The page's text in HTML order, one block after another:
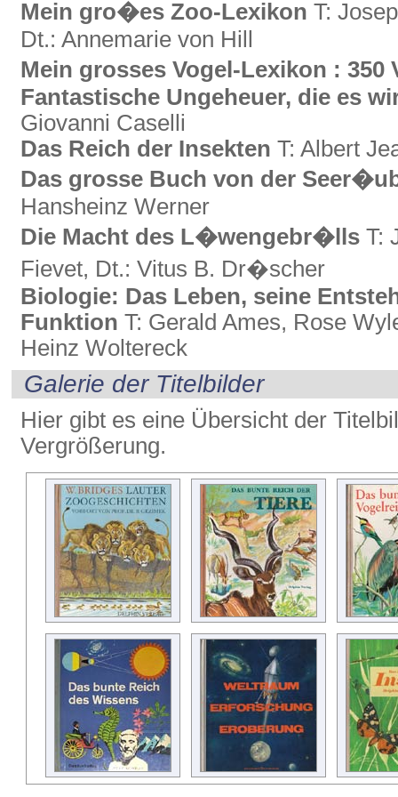
Mein gro�es Zoo-Lexikon T:
Dt.: Annemarie von Hill
Mein grosses Vogel-Lexikon :
Fantastische Ungeheuer, die es
Giovanni Caselli
Das Reich der Insekten T: Albert
Das grosse Buch von der
Hansheinz Werner
Die Macht des L�wengebr�lls T:
Fievet, Dt.: Vitus B. Dr�scher
Biologie: Das Leben, seine
Funktion T: Gerald Ames, Rose
Heinz Woltereck
Galerie der Titelbilder
Hier gibt es eine Übersicht der
Vergrößerung.